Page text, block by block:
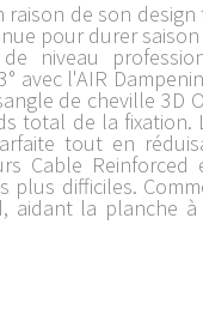
raison de son
pour durer
niveau
avec l'AIR
de cheville 3D
total de la
tout en
Cable
difficiles.
la planche